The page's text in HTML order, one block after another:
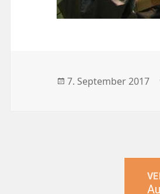
Veröffentlicht
7. September 2017